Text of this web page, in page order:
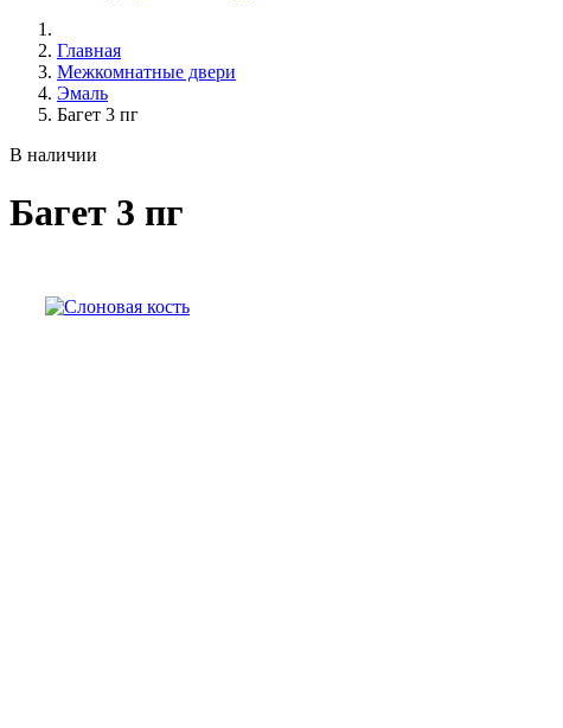
Главная
Межкомнатные двери
Эмаль
Багет 3 пг
В наличии
Багет 3 пг